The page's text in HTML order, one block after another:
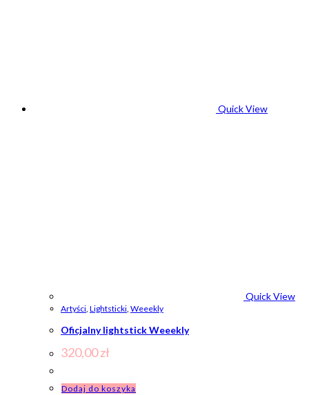
Quick View
Quick View
Artyści, Lightsticki, Weeekly
Oficjalny lightstick Weeekly
320,00zł
Dodaj do koszyka